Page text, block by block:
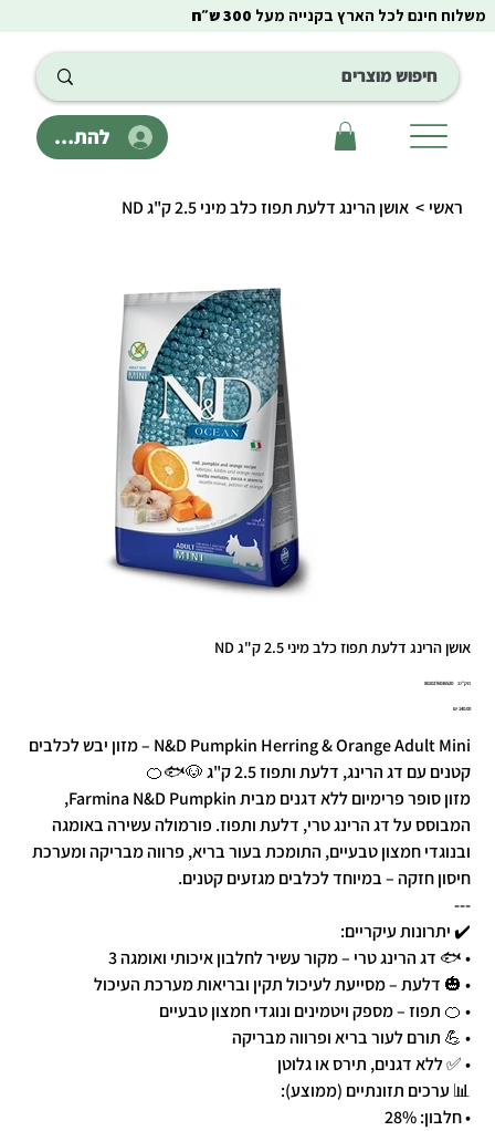
להתחבר
משלוח חינם לכל הארץ בקנייה מעל 300 ש״ח
ראשי > אושן הרינג דלעת תפוז כלב מיני 2.5 ק"ג ND
אושן הרינג דלעת תפוז כלב מיני 2.5 ק"ג ND
מק"ט:
מק"ט
8010276036520
מחיר‏140.00 ‏₪
N&D Pumpkin Herring & Orange Adult Mini – מזון יבש לכלבים
קטנים עם דג הרינג, דלעת ותפוז 2.5 ק"ג 🐶🐟🍊
מזון סופר פרימיום ללא דגנים מבית Farmina N&D Pumpkin,
המבוסס על דג הרינג טרי, דלעת ותפוז. פורמולה עשירה באומגה
ובנוגדי חמצון טבעיים, התומכת בעור בריא, פרווה מבריקה ומערכת
חיסון חזקה – במיוחד לכלבים מגזעים קטנים.
---
✔️ יתרונות עיקריים:
• 🐟 דג הרינג טרי – מקור עשיר לחלבון איכותי ואומגה 3
• 🎃 דלעת – מסייעת לעיכול תקין ובריאות מערכת העיכול
• 🍊 תפוז – מספק ויטמינים ונוגדי חמצון טבעיים
• 💪 תורם לעור בריא ופרווה מבריקה
• ✅ ללא דגנים, תירס או גלוטן
📊 ערכים תזונתיים (ממוצע):
• חלבון: 28%